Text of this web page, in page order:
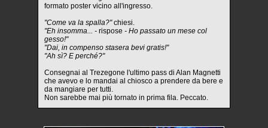
formato poster vicino all'ingresso.
"Come va la spalla?"chiesi.
"Eh insomma... - rispose - Ho passato un mese col
gesso!"
"Dai, in compenso stasera bevi gratis!"
"Ah sì? E perché?"
Consegnai al Trezegone l'ultimo pass di Alan Magnetti
che avevo e lo mandai al chiosco a prendere da bere e
da mangiare per tutti.
Non sarebbe mai più tornato in prima fila. Peccato.